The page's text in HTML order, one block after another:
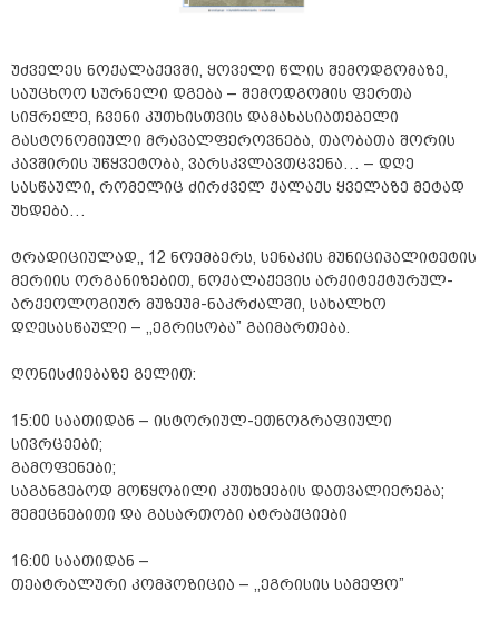
უძველეს ნოქალაქევში, ყოველი წლის შემოდგომაზე,
საუცხოო სურნელი დგება – შემოდგომის ფერთა
სიჭრელე, ჩვენი კუთხისთვის დამახასიათებელი
გასტონომიული მრავალფეროვნება, თაობათა შორის
კავშირის უწყვეტობა, ვარსკვლავთცვენა… – დღე
სასწაული, რომელიც ძირძველ ქალაქს ყველაზე მეტად
უხდება…
ტრადიციულად,, 12 ნოემბერს, სენაკის მუნიციპალიტეტის
მერიის ორგანიზებით, ნოქალაქევის არქიტექტურულ-
არქეოლოგიურ მუზეუმ-ნაკრძალში, სახალხო
დღესასწაული – ,,ეგრისობა” გაიმართება.
ღონისძიებაზე გელით:
15:00 საათიდან – ისტორიულ-ეთნოგრაფიული
სივრცეები;
გამოფენები;
საგანგებოდ მოწყობილი კუთხეების დათვალიერება;
შემეცნებითი და გასართობი ატრაქციები
16:00 საათიდან –
თეატრალური კომპოზიცია – ,,ეგრისის სამეფო”